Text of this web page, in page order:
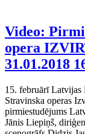
Video:
opera
31.01.2018
15. februārī Latvijas
Stravinska operas
pirmiestudējums
Jānis Liepiņš,